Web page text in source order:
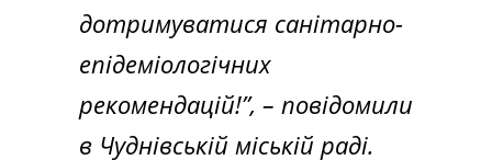
дотримуватися санітарно-
епідеміологічних
рекомендацій!”, – повідомили
в Чуднівській міській раді.